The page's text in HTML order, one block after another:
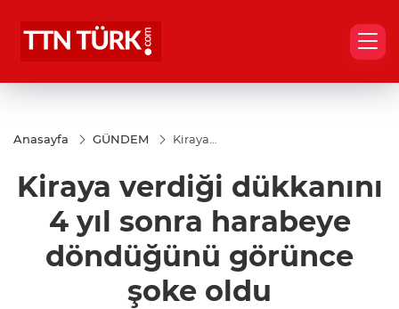
Anasayfa GÜNDEM
Kiraya
yıl sonra
harabeye
döndüğünü
görünce
Kiraya verdiği dükkanını
4 yıl sonra harabeye
döndüğünü görünce
şoke oldu